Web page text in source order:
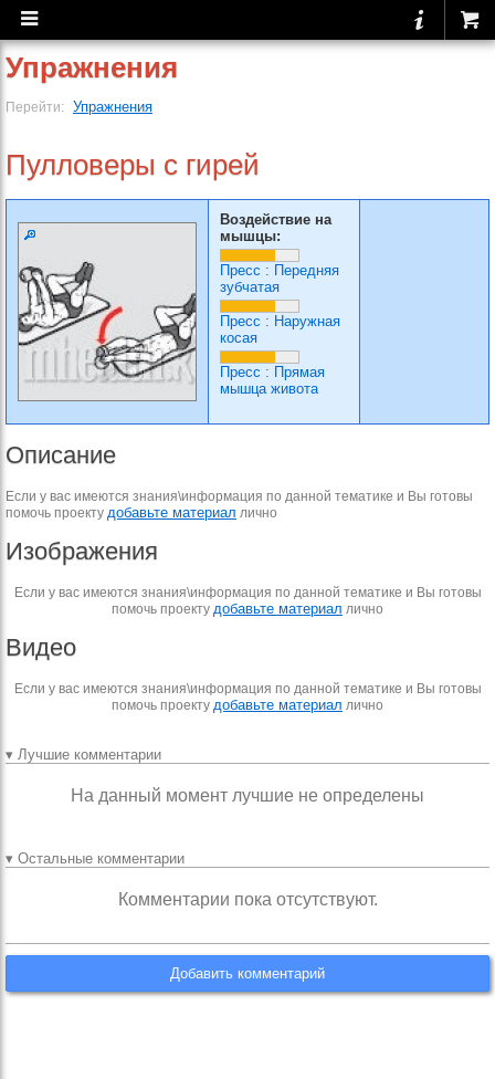
Упражнения
Перейти: Упражнения
Пулловеры с гирей
Воздействие на
мышцы:
Пресс : Передняя
зубчатая
Пресс : Наружная
косая
Пресс : Прямая
мышца живота
Описание
Если у вас имеются знания\информация по данной тематике и Вы готовы
помочь проекту добавьте материал лично
Изображения
Если у вас имеются знания\информация по данной тематике и Вы готовы
помочь проекту добавьте материал лично
Видео
Если у вас имеются знания\информация по данной тематике и Вы готовы
помочь проекту добавьте материал лично
▾ Лучшие комментарии
На данный момент лучшие не определены
▾ Остальные комментарии
Комментарии пока отсутствуют.
Добавить комментарий